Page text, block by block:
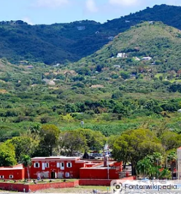
Fonte: wikipedia.